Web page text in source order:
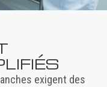
exigent des